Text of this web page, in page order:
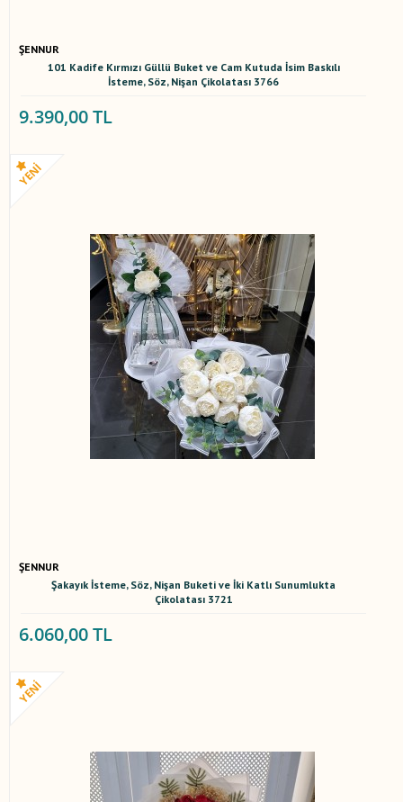
ŞENNUR
101 Kadife Kırmızı Güllü Buket ve Cam Kutuda İsim Baskılı
İsteme, Söz, Nişan Çikolatası 3766
9.390,00 TL
ŞENNUR
Şakayık İsteme, Söz, Nişan Buketi ve İki Katlı Sunumlukta
Çikolatası 3721
6.060,00 TL